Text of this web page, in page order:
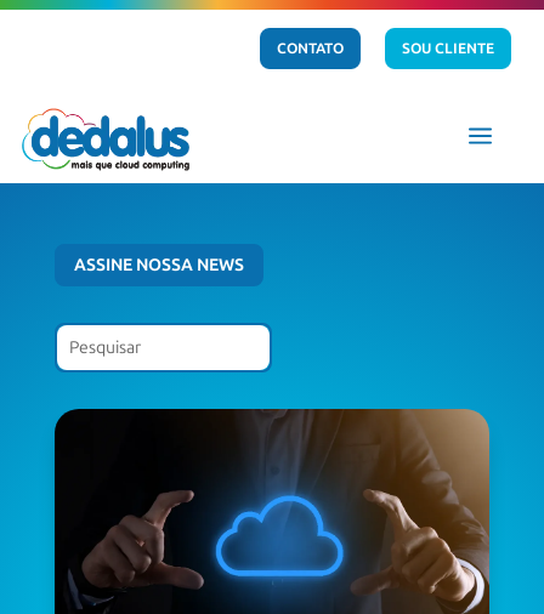
CONTATO SOU CLIENTE
a
ASSINE NOSSA NEWS